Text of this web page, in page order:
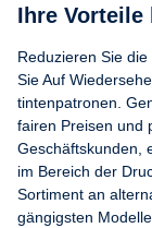
Ihre Vorteile
Reduzieren Sie
Sie Auf
tintenpatronen.
fairen Preisen und
Geschäftskunden,
im Bereich der
Sortiment an
gängigsten